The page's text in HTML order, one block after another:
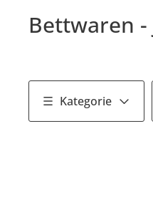
Bettwaren -
Kategorie